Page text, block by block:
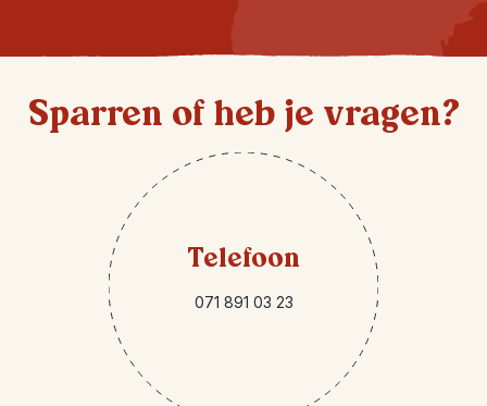
Sparren of heb je vragen?
Telefoon
071 891 03 23